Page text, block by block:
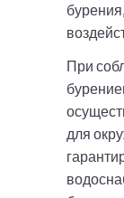
При
для